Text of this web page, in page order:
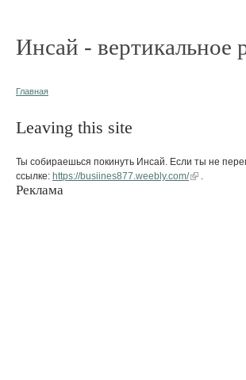
Инсай - вертикальное
Главная
Leaving this site
Ты собираешься покинуть Инсай. Если ты не
ссылке: https://busiines877.weebly.com/
Реклама